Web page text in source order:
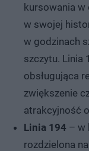
kursowania w
w swojej
w godzinach
szczytu. Linia
obsługująca
zwiększenie
atrakcyjność
Linia 194 – w
rozdzielona